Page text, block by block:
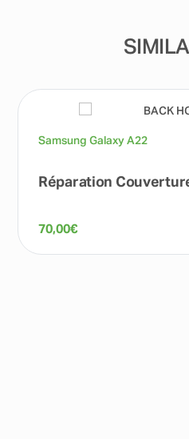
Samsung Galaxy A22
Réparation
70,00€